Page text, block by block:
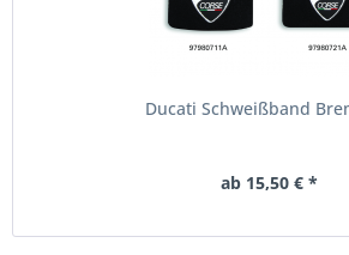
Ducati Schweißband
ab 15,50 € *